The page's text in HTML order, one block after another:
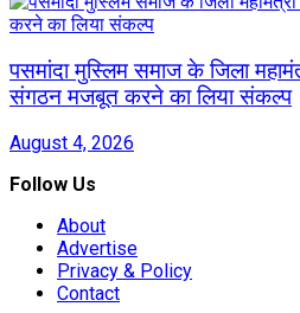
पसमांदा मुस्लिम समाज के जिला
संगठन मजबूत करने का लिया संकल्प
August 4, 2026
Follow Us
About
Advertise
Privacy & Policy
Contact